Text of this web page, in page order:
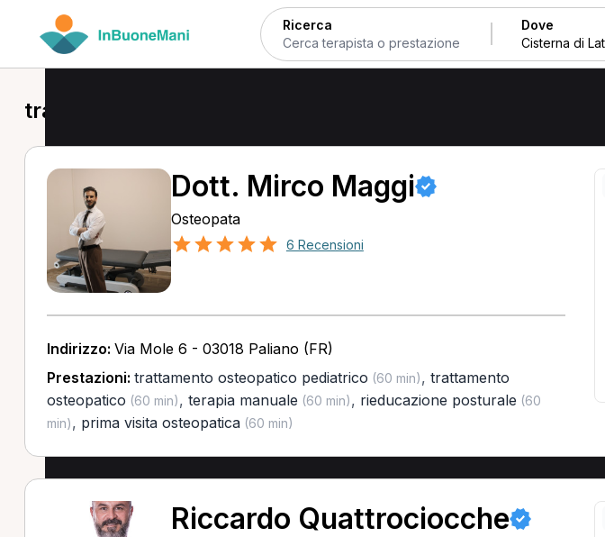
Ricerca Dove
trattamento osteopatico pediatrico a Cisterna di Latina
Dott. Mirco Maggi
Osteopata
6 Recensioni
Indirizzo: Via Mole 6 - 03018 Paliano (FR)
Prestazioni: trattamento osteopatico pediatrico (60 min), trattamento
osteopatico (60 min), terapia manuale (60 min), rieducazione posturale (60
min), prima visita osteopatica(60 min)
Riccardo Quattrociocche